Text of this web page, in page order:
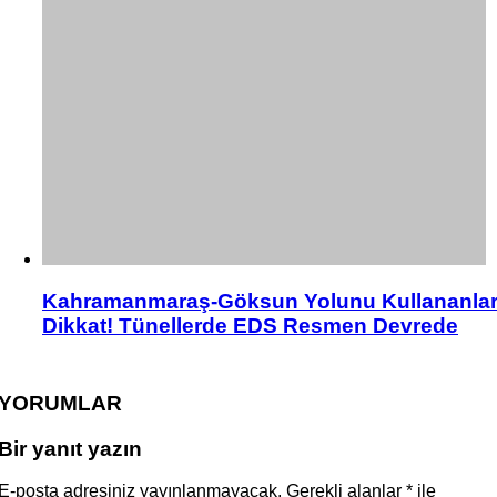
Kahramanmaraş-Göksun Yolunu Kullananlar
Dikkat! Tünellerde EDS Resmen Devrede
yanıt yazın
posta adresiniz yayınlanmayacak. Gerekli alanlar * ile